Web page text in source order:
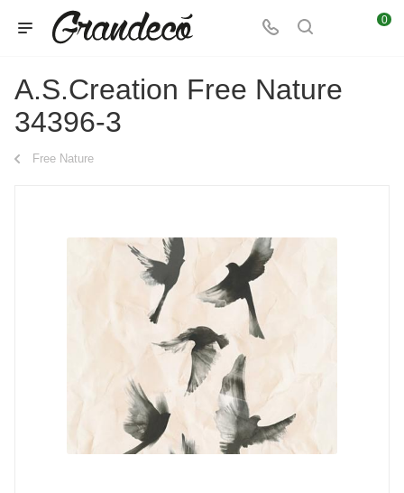
0
A.S.Creation Free Nature
34396-3
Free Nature